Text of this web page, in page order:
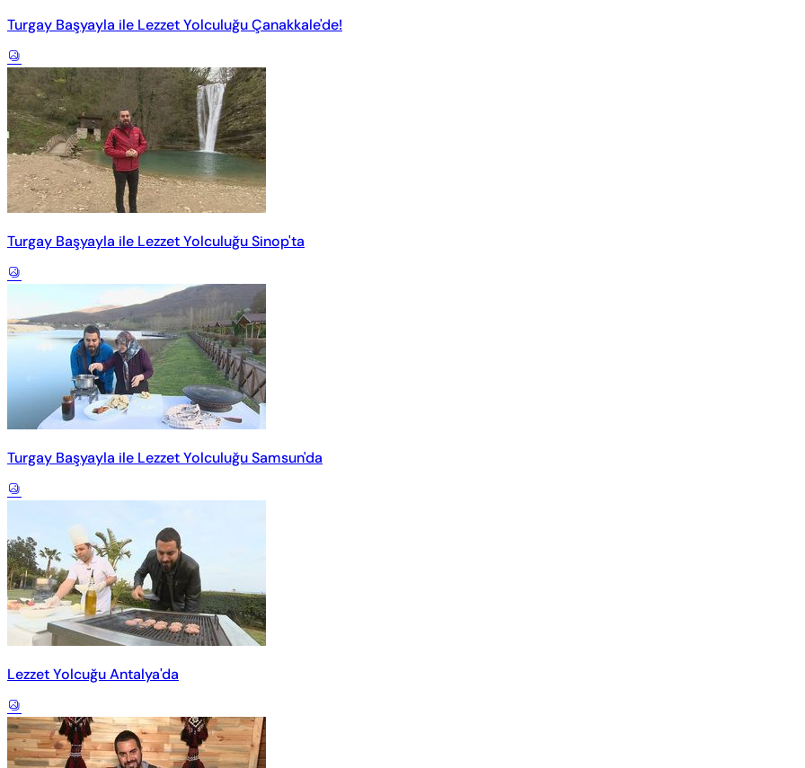
Turgay Başyayla ile Lezzet Yolculuğu Çanakkale'de!
Turgay Başyayla ile Lezzet Yolculuğu Sinop'ta
Turgay Başyayla ile Lezzet Yolculuğu Samsun'da
Lezzet Yolcuğu Antalya'da